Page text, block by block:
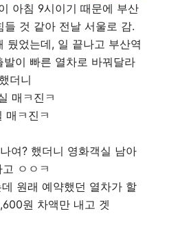
아침 9시이기 때문에 부산
들 것 같아 전날 서울로 감.
뒀었는데, 일 끝나고 부산역
발이 빠른 열차로 바꿔달라
했더니
매ㅋ진ㅋ
매ㅋ진ㅋ
여? 했더니 영화객실 남아
고 ㅇㅇㅋ
원래 예약했던 열차가 할
원 차액만 내고 겟